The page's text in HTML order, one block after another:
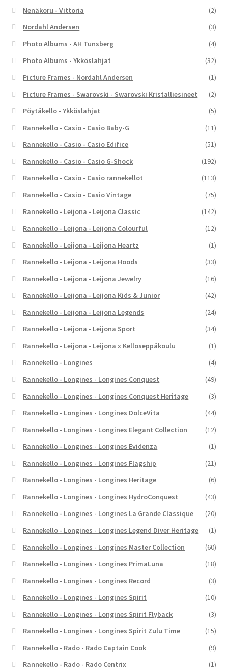
Nenäkoru - Vittoria
(2)
Nordahl Andersen
(3)
Photo Albums - AH Tunsberg
(4)
Photo Albums - Ykköslahjat
(32)
Picture Frames - Nordahl Andersen
(1)
Picture Frames - Swarovski - Swarovski Kristalliesineet
(2)
Pöytäkello - Ykköslahjat
(5)
Rannekello - Casio - Casio Baby-G
(11)
Rannekello - Casio - Casio Edifice
(51)
Rannekello - Casio - Casio G-Shock
(192)
Rannekello - Casio - Casio rannekellot
(113)
Rannekello - Casio - Casio Vintage
(75)
Rannekello - Leijona - Leijona Classic
(142)
Rannekello - Leijona - Leijona Colourful
(12)
Rannekello - Leijona - Leijona Heartz
(1)
Rannekello - Leijona - Leijona Hoods
(33)
Rannekello - Leijona - Leijona Jewelry
(16)
Rannekello - Leijona - Leijona Kids & Junior
(42)
Rannekello - Leijona - Leijona Legends
(24)
Rannekello - Leijona - Leijona Sport
(34)
Rannekello - Leijona - Leijona x Kelloseppäkoulu
(1)
Rannekello - Longines
(4)
Rannekello - Longines - Longines Conquest
(49)
Rannekello - Longines - Longines Conquest Heritage
(3)
Rannekello - Longines - Longines DolceVita
(44)
Rannekello - Longines - Longines Elegant Collection
(12)
Rannekello - Longines - Longines Evidenza
(1)
Rannekello - Longines - Longines Flagship
(21)
Rannekello - Longines - Longines Heritage
(6)
Rannekello - Longines - Longines HydroConquest
(43)
Rannekello - Longines - Longines La Grande Classique
(20)
Rannekello - Longines - Longines Legend Diver Heritage
(1)
Rannekello - Longines - Longines Master Collection
(60)
Rannekello - Longines - Longines PrimaLuna
(18)
Rannekello - Longines - Longines Record
(3)
Rannekello - Longines - Longines Spirit
(10)
Rannekello - Longines - Longines Spirit Flyback
(3)
Rannekello - Longines - Longines Spirit Zulu Time
(15)
Rannekello - Rado - Rado Captain Cook
(9)
Rannekello - Rado - Rado Centrix
(1)